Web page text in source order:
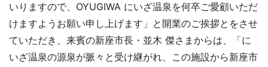
いりますので、OYUGIWA にいざ温泉を何卒ご愛顧いただ
けますようお願い申し上げます」と開業のご挨拶とをさせ
ていただき、来賓の新座市長・並木 傑さまからは、「に
いざ温泉の源泉が脈々と受け継がれ、この施設から新座市